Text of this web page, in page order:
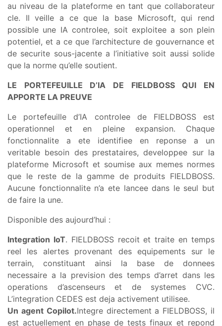
au niveau de la plateforme en tant que collaborateur
cle. Il veille a ce que la base Microsoft, qui rend
possible une IA controlee, soit exploitee a son plein
potentiel, et a ce que l’architecture de gouvernance et
de securite sous-jacente a l’initiative soit aussi solide
que la norme qu’elle soutient.
LE PORTEFEUILLE D’IA DE FIELDBOSS QUI EN
APPORTE LA PREUVE
Le portefeuille d’IA controlee de FIELDBOSS est
operationnel et en pleine expansion. Chaque
fonctionnalite a ete identifiee en reponse a un
veritable besoin des prestataires, developpee sur la
plateforme Microsoft et soumise aux memes normes
que le reste de la gamme de produits FIELDBOSS.
Aucune fonctionnalite n’a ete lancee dans le seul but
de faire la une.
Disponible des aujourd’hui :
Integration IoT. FIELDBOSS recoit et traite en temps
reel les alertes provenant des equipements sur le
terrain, constituant ainsi la base de donnees
necessaire a la prevision des temps d’arret dans les
operations d’ascenseurs et de systemes CVC.
L’integration CEDES est deja activement utilisee.
Un agent Copilot.Integre directement a FIELDBOSS, il
est actuellement en phase de tests finaux et repond